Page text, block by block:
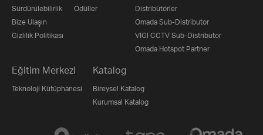
Sürdürülebilirlik
Bize Ulaşın
Gizlilik Politikası
Ödüller
Distribütörler
Omada Sub-Distributor
VIGI CCTV Sub-Distributor
Omada Hotspot Partner
Eğitim Merkezi
Teknoloji Kütüphanesi
Katalog
Bireysel Katalog
Kurumsal Katalog